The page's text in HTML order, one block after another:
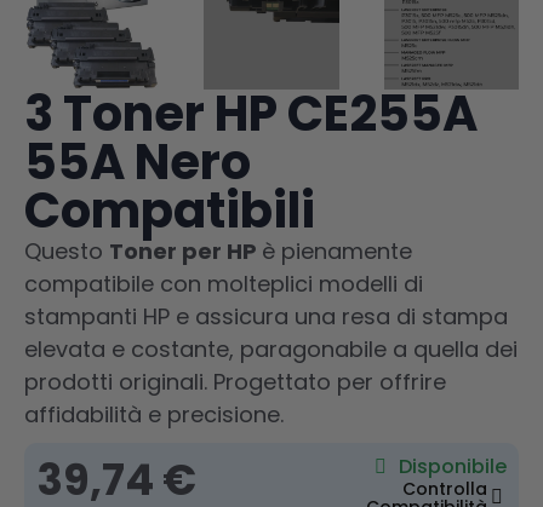
3 Toner HP CE255A
55A Nero
Compatibili
Questo Toner per HP è pienamente
compatibile con molteplici modelli di
stampanti HP e assicura una resa di stampa
elevata e costante, paragonabile a quella dei
prodotti originali. Progettato per offrire
affidabilità e precisione.
39,74 € Disponibile
Controlla